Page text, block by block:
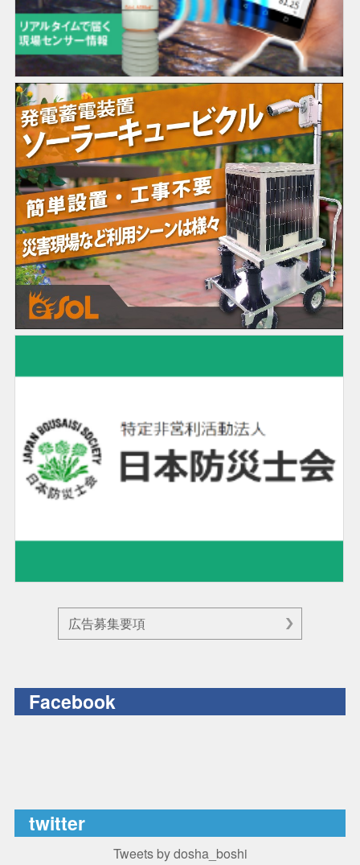
広告募集要項
Facebook
twitter
Tweets by dosha_boshi